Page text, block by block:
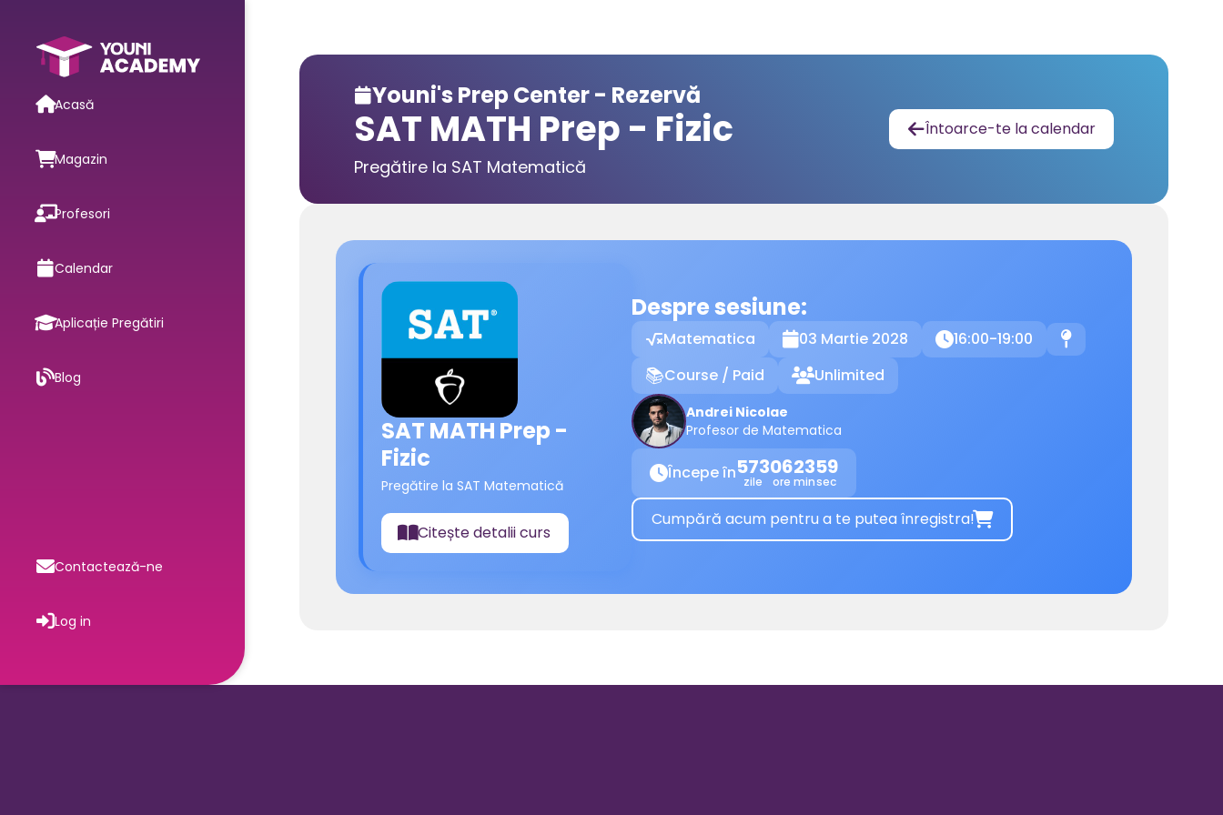
Acasă
Magazin
Profesori
Calendar
Aplicație Pregătiri
Blog
Contactează-ne
Log in
Youni's Prep Center - Rezervă
SAT MATH Prep - Fizic
Pregătire la SAT Matematică
Întoarce-te la calendar
SAT MATH Prep -
Fizic
Pregătire la SAT Matematică
📖Citește detalii curs
Despre sesiune:
Matematica 03 Martie 2028 16:00-19:00
📍
📚Course / Paid Unlimited
Andrei Nicolae
Profesor de Matematica
Începe în573
zile
06
ore
23
min
59
sec
Cumpără acum pentru a te putea înregistra!